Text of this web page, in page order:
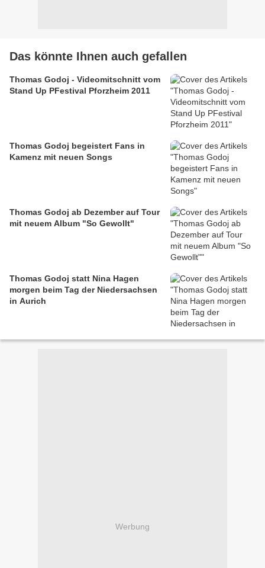
Das könnte Ihnen auch gefallen
Thomas Godoj - Videomitschnitt vom
Stand Up PFestival Pforzheim 2011
Thomas Godoj begeistert Fans in
Kamenz mit neuen Songs
Thomas Godoj ab Dezember auf Tour
mit neuem Album "So Gewollt"
Thomas Godoj statt Nina Hagen
morgen beim Tag der Niedersachsen
in Aurich
Werbung